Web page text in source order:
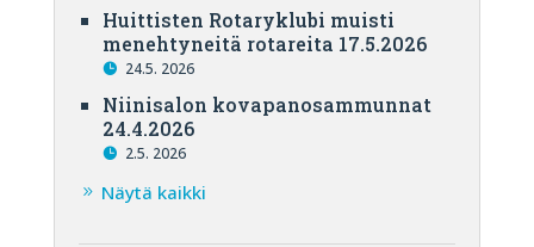
Huittisten Rotaryklubi muisti
menehtyneitä rotareita 17.5.2026
24.5. 2026
Niinisalon kovapanosammunnat
24.4.2026
2.5. 2026
Näytä kaikki